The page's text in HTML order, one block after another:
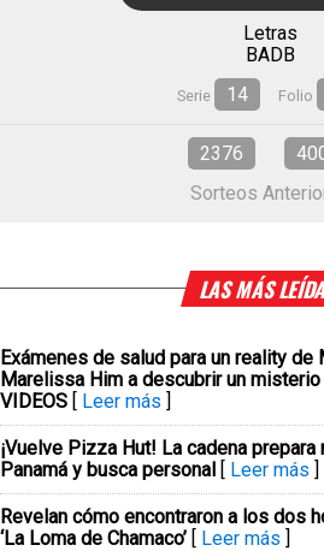
Letras
BADB
Serie 14 Folio
2376
Sorteos
LAS MÁS
Exámenes de salud para un reality de
Marelissa Him a descubrir un
VIDEOS [ Leer más ]
¡Vuelve Pizza Hut! La cadena
Panamá y busca personal [ Leer más ]
Revelan cómo encontraron a los dos
‘La Loma de Chamaco’ [ Leer más ]